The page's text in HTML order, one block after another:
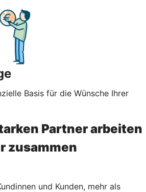
Basis für die Wünsche Ihrer
Partner arbeiten
zusammen
und Kunden, mehr als